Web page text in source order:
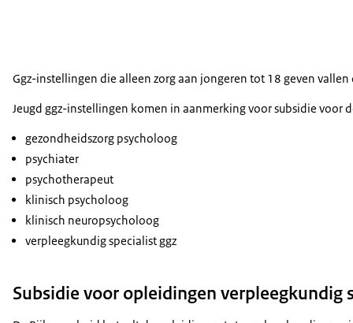
Ggz-instellingen die alleen zorg aan jongeren tot 18 geven
Jeugd ggz-instellingen komen in aanmerking voor subsidie voor
gezondheidszorg psycholoog
psychiater
psychotherapeut
klinisch psycholoog
klinisch neuropsycholoog
verpleegkundig specialist ggz
Subsidie voor opleidingen verpleegkundig